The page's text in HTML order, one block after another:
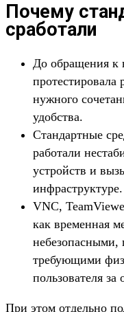
Почему
сработали
До обращения к
протестировала
нужного
удобства.
Стандартные
работали
устройств и
инфраструктуре.
VNC,
как временная
требующими
пользователя
При этом отдельно